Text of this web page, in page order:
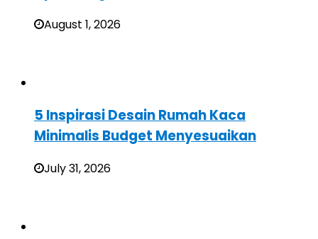
August 1, 2026
5 Inspirasi Desain Rumah Kaca
Minimalis Budget Menyesuaikan
July 31, 2026